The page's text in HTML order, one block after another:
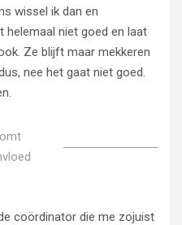
wissel ik dan en
helemaal niet goed en laat
Ze blijft maar mekkeren
nee het gaat niet goed.
coördinator die me zojuist